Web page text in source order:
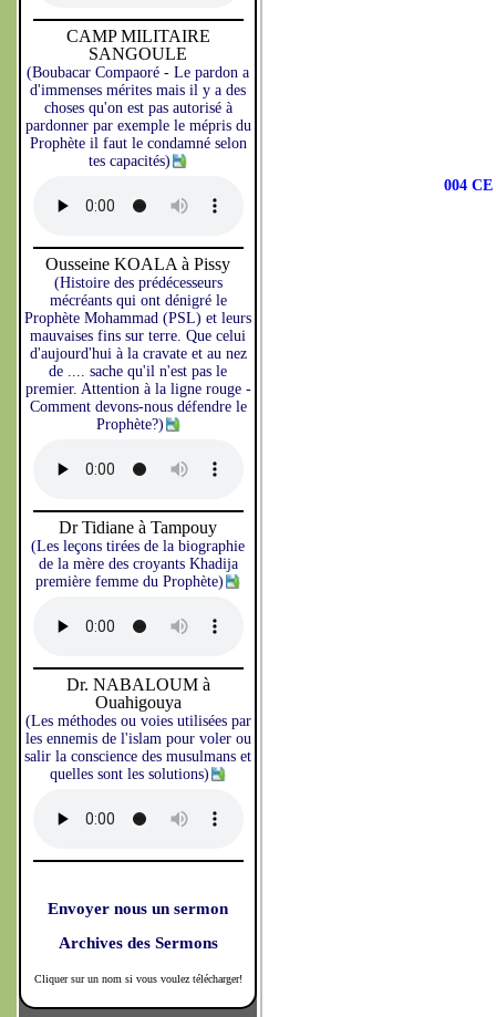
CAMP MILITAIRE
SANGOULE
(Boubacar Compaoré - Le pardon a
d'immenses mérites mais il y a des
choses qu'on est pas autorisé à
pardonner par exemple le mépris du
Prophète il faut le condamné selon
tes capacités)
Ousseine KOALA à Pissy
(Histoire des prédécesseurs
mécréants qui ont dénigré le
Prophète Mohammad (PSL) et leurs
mauvaises fins sur terre. Que celui
d'aujourd'hui à la cravate et au nez
de .... sache qu'il n'est pas le
premier. Attention à la ligne rouge -
Comment devons-nous défendre le
Prophète?)
Dr Tidiane à Tampouy
(Les leçons tirées de la biographie
de la mère des croyants Khadija
première femme du Prophète)
Dr. NABALOUM à
Ouahigouya
(Les méthodes ou voies utilisées par
les ennemis de l'islam pour voler ou
salir la conscience des musulmans et
quelles sont les solutions)
Envoyer nous un sermon
Archives des Sermons
Cliquer sur un nom si vous voulez télécharger!
004